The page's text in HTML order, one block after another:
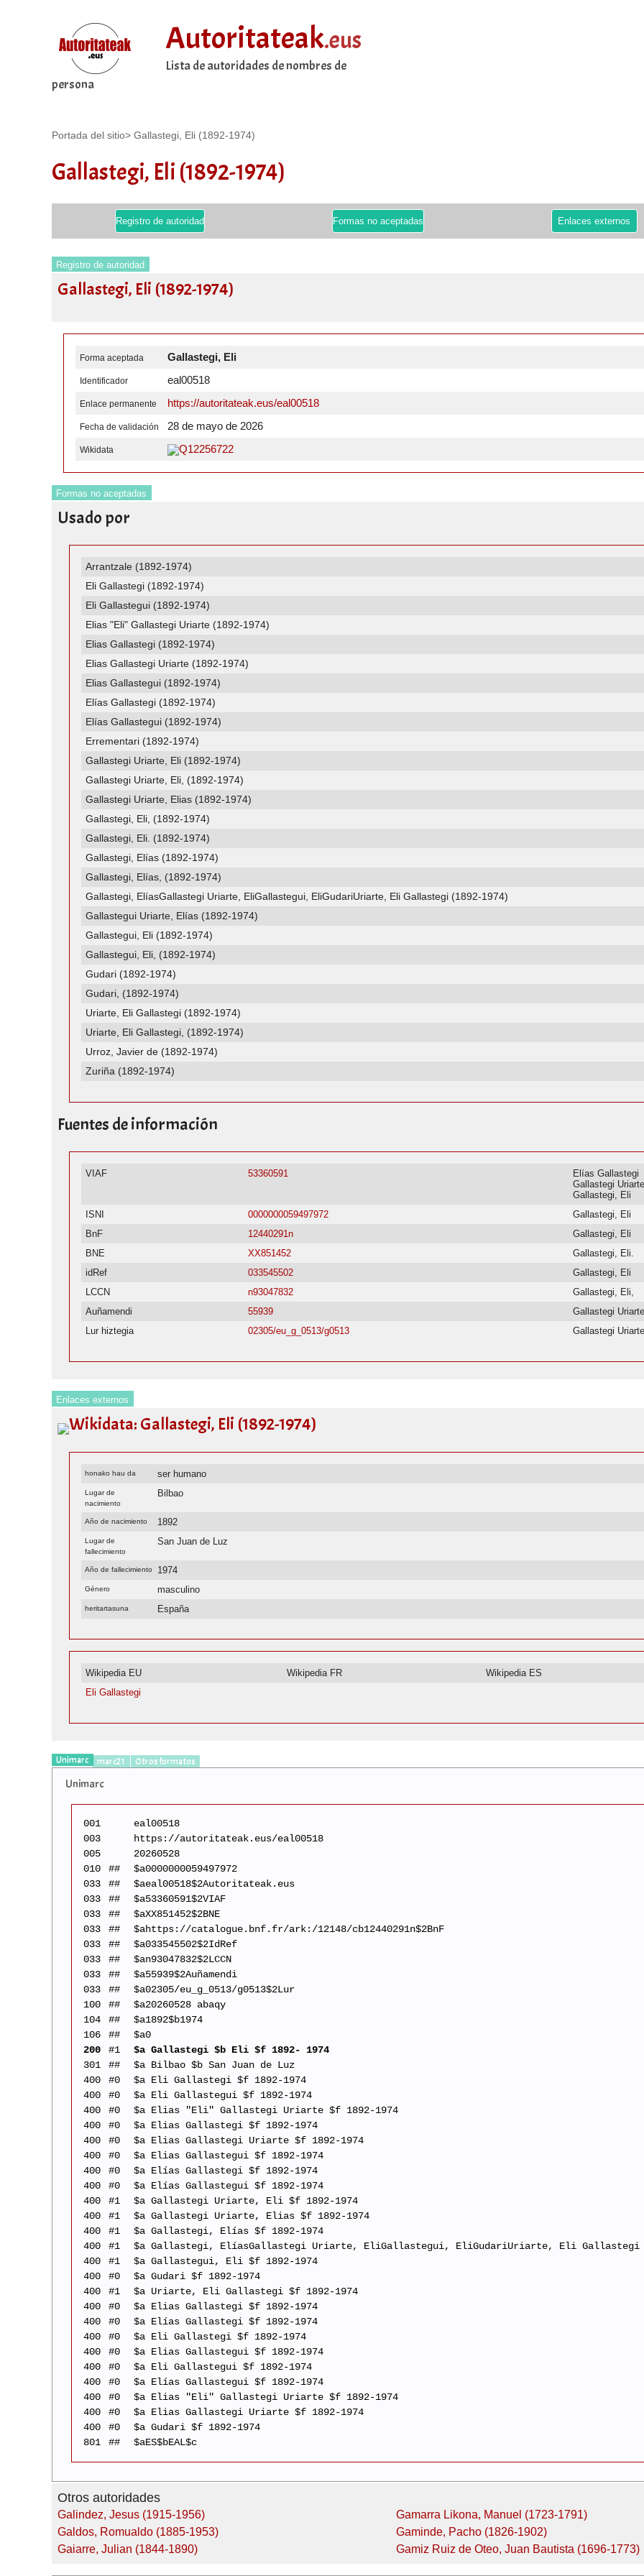
Autoritateak.eus
Lista de autoridades de nombres de
persona
Portada del sitio> Gallastegi, Eli (1892-1974)
Gallastegi, Eli (1892-1974)
Registro de autoridad Formas no aceptadas Enlaces externos
Registro de autoridad
Gallastegi, Eli (1892-1974)
Forma aceptada Gallastegi, Eli
Identificador eal00518
Enlace permanente https://autoritateak.eus/eal00518
Fecha de validación 28 de mayo de 2026
Wikidata Q12256722
Formas no aceptadas
Usado por
Arrantzale (1892-1974)
Eli Gallastegi (1892-1974)
Eli Gallastegui (1892-1974)
Elias "Eli" Gallastegi Uriarte (1892-1974)
Elias Gallastegi (1892-1974)
Elias Gallastegi Uriarte (1892-1974)
Elias Gallastegui (1892-1974)
Elías Gallastegi (1892-1974)
Elías Gallastegui (1892-1974)
Errementari (1892-1974)
Gallastegi Uriarte, Eli (1892-1974)
Gallastegi Uriarte, Eli, (1892-1974)
Gallastegi Uriarte, Elias (1892-1974)
Gallastegi, Eli, (1892-1974)
Gallastegi, Eli. (1892-1974)
Gallastegi, Elías (1892-1974)
Gallastegi, Elías, (1892-1974)
Gallastegi, ElíasGallastegi Uriarte, EliGallastegui, EliGudariUriarte, Eli Gallastegi (1892-1974)
Gallastegui Uriarte, Elías (1892-1974)
Gallastegui, Eli (1892-1974)
Gallastegui, Eli, (1892-1974)
Gudari (1892-1974)
Gudari, (1892-1974)
Uriarte, Eli Gallastegi (1892-1974)
Uriarte, Eli Gallastegi, (1892-1974)
Urroz, Javier de (1892-1974)
Zuriña (1892-1974)
Fuentes de información
VIAF 53360591
Elías Gallastegi
Gallastegi
Gallastegi, Eli
ISNI
0000000059497972
Gallastegi, Eli
BnF
12440291n
Gallastegi, Eli
BNE
XX851452
Gallastegi, Eli.
idRef
033545502
Gallastegi, Eli
LCCN
n93047832
Gallastegi, Eli,
Auñamendi
55939
Gallastegi
Lur hiztegia
02305/eu_g_0513/g0513 Gallastegi
Enlaces externos
Wikidata: Gallastegi, Eli (1892-1974)
honako hau da ser humano
Lugar de
nacimiento
Bilbao
Año de nacimiento 1892
Lugar de
fallecimiento
San Juan de Luz
Año de fallecimiento 1974
Género masculino
heritartasuna España
Wikipedia EU Wikipedia FR Wikipedia ES
Eli Gallastegi
Unimarc marc21 Otros formatos
Unimarc
001
eal00518
003
https://autoritateak.eus/eal00518
005
20260528
010
##
$a0000000059497972
033
##
$aeal00518$2Autoritateak.eus
033
##
$a53360591$2VIAF
033
##
$aXX851452$2BNE
033
##
$ahttps://catalogue.bnf.fr/ark:/12148/cb12440291n$2BnF
033
##
$a033545502$2IdRef
033
##
$an93047832$2LCCN
033
##
$a55939$2Auñamendi
033
##
$a02305/eu_g_0513/g0513$2Lur
100
##
$a20260528 abaqy
104
##
$a1892$b1974
106
##
$a0
200
#1
$a Gallastegi $b Eli $f 1892- 1974
301
##
$a Bilbao $b San Juan de Luz
400
#0
$a Eli Gallastegi $f 1892-1974
400
#0
$a Eli Gallastegui $f 1892-1974
400
#0
$a Elias "Eli" Gallastegi Uriarte $f 1892-1974
400
#0
$a Elias Gallastegi $f 1892-1974
400
#0
$a Elias Gallastegi Uriarte $f 1892-1974
400
#0
$a Elias Gallastegui $f 1892-1974
400
#0
$a Elías Gallastegi $f 1892-1974
400
#0
$a Elías Gallastegui $f 1892-1974
400
#1
$a Gallastegi Uriarte, Eli $f 1892-1974
400
#1
$a Gallastegi Uriarte, Elias $f 1892-1974
400
#1
$a Gallastegi, Elías $f 1892-1974
400
#1
$a Gallastegi, ElíasGallastegi Uriarte, EliGallastegui, EliGudariUriarte, Eli Gallastegi
400
#1
$a Gallastegui, Eli $f 1892-1974
400
#0
$a Gudari $f 1892-1974
400
#1
$a Uriarte, Eli Gallastegi $f 1892-1974
400
#0
$a Elias Gallastegi $f 1892-1974
400
#0
$a Elías Gallastegi $f 1892-1974
400
#0
$a Eli Gallastegi $f 1892-1974
400
#0
$a Elias Gallastegui $f 1892-1974
400
#0
$a Eli Gallastegui $f 1892-1974
400
#0
$a Elías Gallastegui $f 1892-1974
400
#0
$a Elias "Eli" Gallastegi Uriarte $f 1892-1974
400
#0
$a Elias Gallastegi Uriarte $f 1892-1974
400
#0
$a Gudari $f 1892-1974
801
## $aES$bEAL$c
Otros autoridades
Galindez, Jesus (1915-1956)
Galdos, Romualdo (1885-1953)
Gaiarre, Julian (1844-1890)
Gamarra Likona, Manuel (1723-1791)
Gaminde, Pacho (1826-1902)
Gamiz Ruiz de Oteo, Juan Bautista (1696-1773)